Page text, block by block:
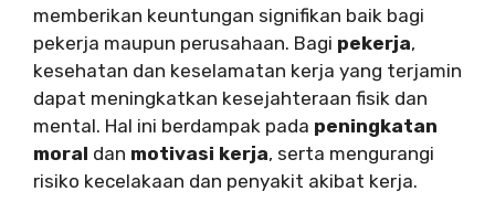
memberikan keuntungan signifikan baik bagi
pekerja maupun perusahaan. Bagi pekerja,
kesehatan dan keselamatan kerja yang terjamin
dapat meningkatkan kesejahteraan fisik dan
mental. Hal ini berdampak pada peningkatan
moral dan motivasi kerja, serta mengurangi
risiko kecelakaan dan penyakit akibat kerja.